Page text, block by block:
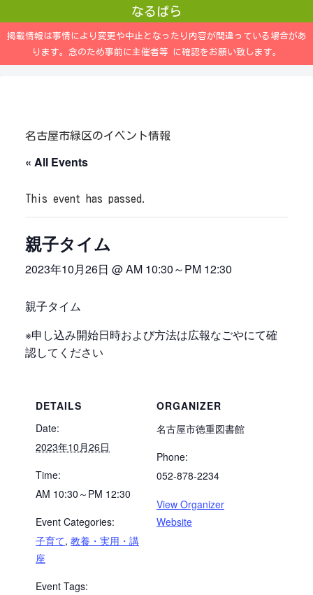
なるぱら
掲載情報は事情により変更や中止となったり内容が間違っている場合があ
ります。念のため事前に主催者等 に確認をお願い致します。
名古屋市緑区のイベント情報
« All Events
This event has passed.
親子タイム
2023年10月26日 @ AM 10:30～PM 12:30
親子タイム
※申し込み開始日時および方法は広報なごやにて確
認してください
DETAILS
Date:
2023年10月26日
Time:
AM 10:30～PM 12:30
Event Categories:
子育て, 教養・実用・講
座
Event Tags:
ORGANIZER
名古屋市徳重図書館
Phone:
052-878-2234
View Organizer
Website